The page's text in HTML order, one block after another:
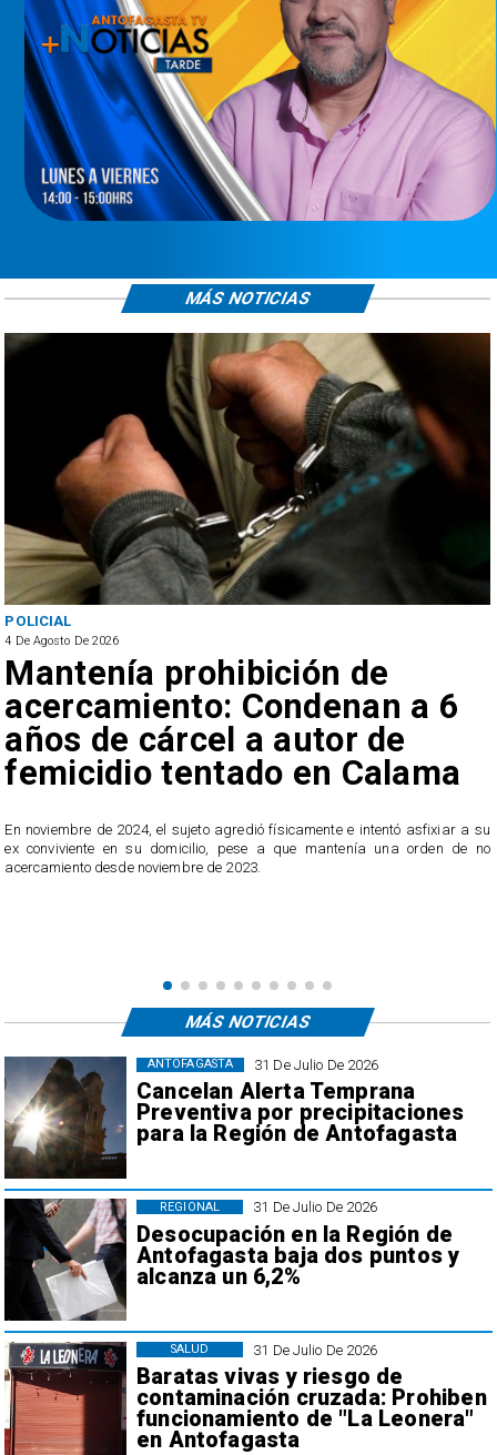
POLICIAL
4 De Agosto De 2026
Mantenía prohibición de
acercamiento: Condenan a 6
años de cárcel a autor de
femicidio tentado en Calama
En noviembre de 2024, el sujeto agredió físicamente e intentó asfixiar a su
ex conviviente en su domicilio, pese a que mantenía una orden de no
acercamiento desde noviembre de 2023.
MÁS NOTICIAS
31 De Julio De 2026
Cancelan Alerta Temprana
Preventiva por precipitaciones
para la Región de Antofagasta
ANTOFAGASTA
31 De Julio De 2026
Desocupación en la Región de
Antofagasta baja dos puntos y
alcanza un 6,2%
REGIONAL
31 De Julio De 2026
Baratas vivas y riesgo de
contaminación cruzada: Prohiben
funcionamiento de "La Leonera"
en Antofagasta
SALUD
MÁS NOTICIAS